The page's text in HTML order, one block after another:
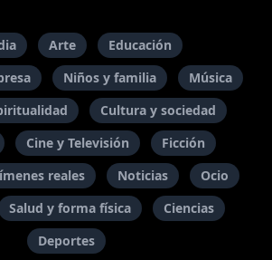
Arte
Educación
Niños y familia
Música
Cultura y sociedad
Cine y Televisión
Ficción
reales Noticias
Ocio
Salud y forma física
Ciencias
Deportes